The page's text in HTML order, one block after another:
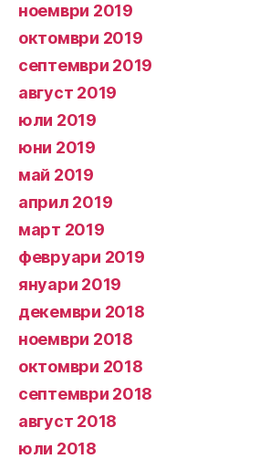
ноември 2019
октомври 2019
септември 2019
август 2019
юли 2019
юни 2019
май 2019
април 2019
март 2019
февруари 2019
януари 2019
декември 2018
ноември 2018
октомври 2018
септември 2018
август 2018
юли 2018